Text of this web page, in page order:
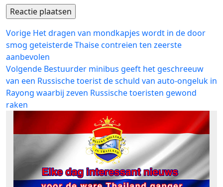
Bericht
navigatie
Vorige Vorig
bericht:
Het dragen van mondkapjes wordt in de door
smog geteisterde Thaise contreien ten zeerste
aanbevolen
Volgende Volgend
bericht:
Bestuurder minibus geeft het geschreeuw
van een Russische toerist de schuld van auto-ongeluk in
Rayong waarbij zeven Russische toeristen gewond
raken